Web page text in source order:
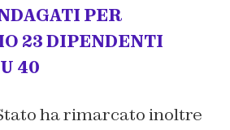
PER
23 DIPENDENTI
40
ha rimarcato inoltre